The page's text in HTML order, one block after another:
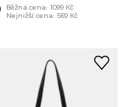
Běžná cena: 1099 Kč
Nejnižší cena: 569 Kč